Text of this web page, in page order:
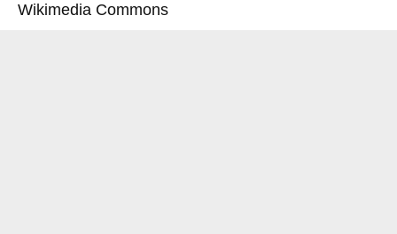
Wikimedia Commons